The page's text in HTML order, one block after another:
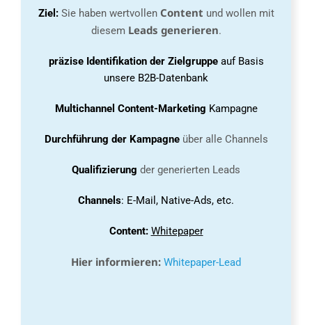
Ziel: Sie haben wertvollen Content und wollen mit
diesem Leads generieren.
präzise Identifikation der Zielgruppeauf Basis
unsere B2B-Datenbank
Multichannel Content-Marketing Kampagne
Durchführung der Kampagneüber alle Channels
Qualifizierung der generierten Leads
Channels: E-Mail, Native-Ads, etc.
Content: Whitepaper
Hier informieren: Whitepaper-Lead